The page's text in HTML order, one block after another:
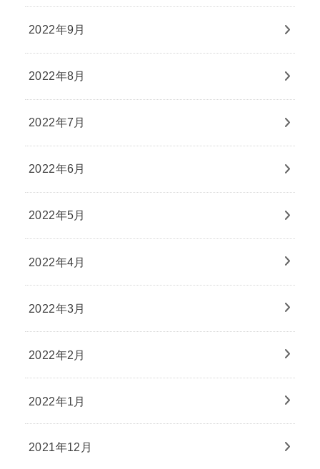
2022年9月
2022年8月
2022年7月
2022年6月
2022年5月
2022年4月
2022年3月
2022年2月
2022年1月
2021年12月